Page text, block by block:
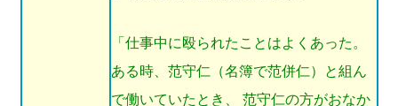
「仕事中に殴られたことはよくあった。
ある時、范守仁（名簿で范併仁）と組ん
で働いていたとき、 范守仁の方がおなか